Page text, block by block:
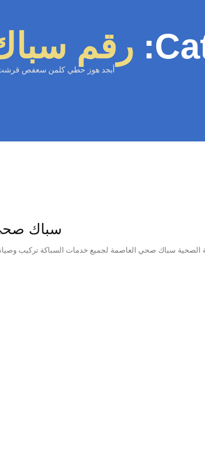
رقم
أبجد هوز حطي كلمن سعفص
سباك
الصحية سباك صحي العاصمة لجميع خدمات السباكة تركيب